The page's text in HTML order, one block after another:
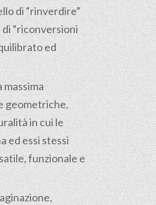
di “rinverdire”
“riconversioni
ed
geometriche,
in cui le
ed essi stessi
funzionale e